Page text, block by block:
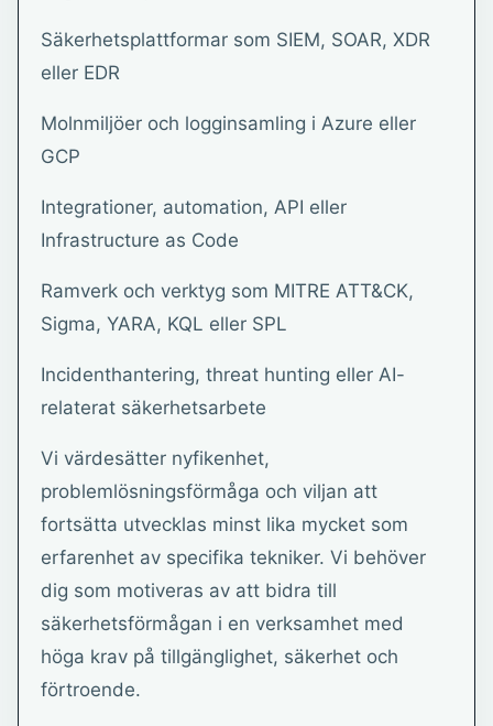
Säkerhetsplattformar som SIEM, SOAR, XDR
eller EDR
Molnmiljöer och logginsamling i Azure eller
GCP
Integrationer, automation, API eller
Infrastructure as Code
Ramverk och verktyg som MITRE ATT&CK,
Sigma, YARA, KQL eller SPL
Incidenthantering, threat hunting eller AI-
relaterat säkerhetsarbete
Vi värdesätter nyfikenhet,
problemlösningsförmåga och viljan att
fortsätta utvecklas minst lika mycket som
erfarenhet av specifika tekniker. Vi behöver
dig som motiveras av att bidra till
säkerhetsförmågan i en verksamhet med
höga krav på tillgänglighet, säkerhet och
förtroende.